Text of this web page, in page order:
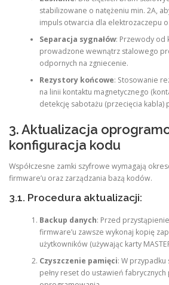
stabilizowane o natężeniu min. 2A,
impuls otwarcia dla elektrozaczepu
Separacja sygnałów: Przewody od
prowadzone wewnątrz stalowego
odpornych na zgniecenie.
Rezystory końcowe: Stosowanie
na linii kontaktu magnetycznego
detekcję sabotażu (przecięcia kabla)
3. Aktualizacja
konfiguracja kodu
Współczesne zamki szyfrowe wymagają
firmware’u oraz zarządzania bazą kodów.
3.1. Procedura aktualizacji:
Backup danych: Przed
firmware’u zawsze wykonaj kopię
użytkowników (używając karty
Czyszczenie pamięci: W przypadku
pełny reset do ustawień